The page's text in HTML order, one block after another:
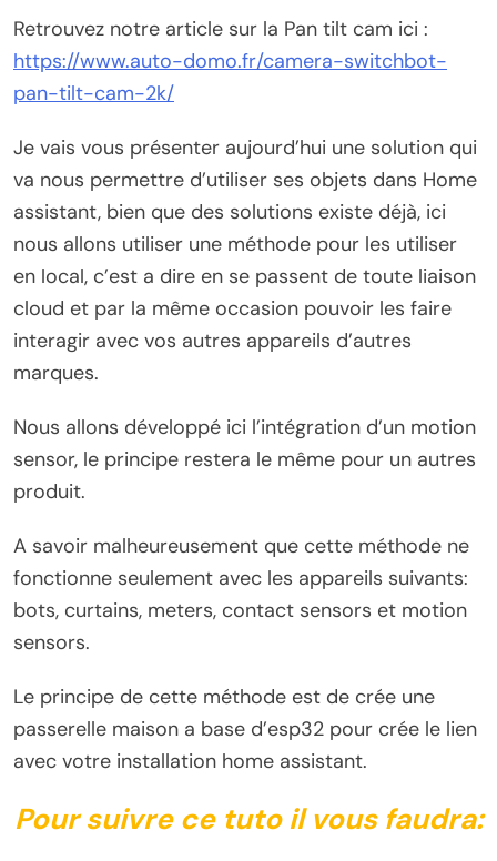
Retrouvez notre article sur la Pan tilt cam ici :
https://www.auto-domo.fr/camera-switchbot-
pan-tilt-cam-2k/
Je vais vous présenter aujourd’hui une solution qui
va nous permettre d’utiliser ses objets dans Home
assistant, bien que des solutions existe déjà, ici
nous allons utiliser une méthode pour les utiliser
en local, c’est a dire en se passent de toute liaison
cloud et par la même occasion pouvoir les faire
interagir avec vos autres appareils d’autres
marques.
Nous allons développé ici l’intégration d’un motion
sensor, le principe restera le même pour un autres
produit.
A savoir malheureusement que cette méthode ne
fonctionne seulement avec les appareils suivants:
bots, curtains, meters, contact sensors et motion
sensors.
Le principe de cette méthode est de crée une
passerelle maison a base d’esp32 pour crée le lien
avec votre installation home assistant.
Pour suivre ce tuto il vous faudra: